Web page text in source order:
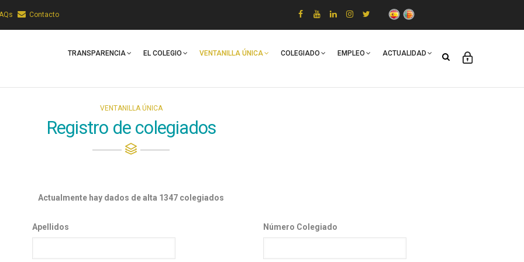
Contacto
Navigation
TRANSPARENCIA EL COLEGIO VENTANILLA ÚNICA COLEGIADO EMPLEO ACTUALIDAD
VENTANILLA ÚNICA
Registro de colegiados
Actualmente hay dados de alta 1347 colegiados
Apellidos Número Colegiado